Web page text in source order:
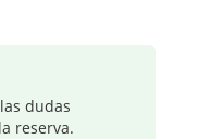
dudas
reserva.